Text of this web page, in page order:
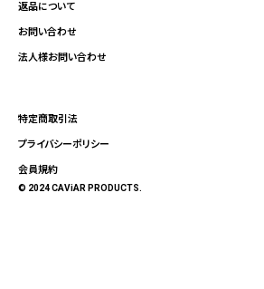
返品について
お問い合わせ
法人様お問い合わせ
特定商取引法
プライバシーポリシー
会員規約
© 2024 CAViAR PRODUCTS.